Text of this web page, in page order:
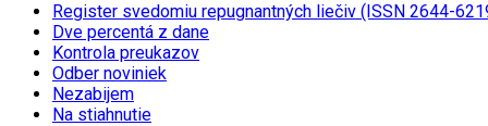
Register svedomiu repugnantných liečiv (ISSN 2644-
Dve percentá z dane
Kontrola preukazov
Odber noviniek
Nezabijem
Na stiahnutie